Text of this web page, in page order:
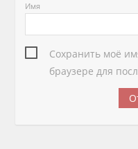
Имя
Сохранить моё
браузере для